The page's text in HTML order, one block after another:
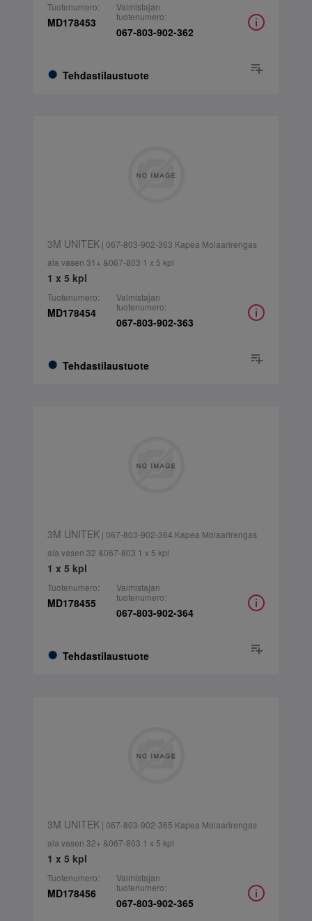
Tuotenumero:
MD178453
Tehdastilaustuote
Valmistajan
tuotenumero:
067-803-902-362
3M UNITEK| 067-803-902-363 Kapea Molaarirengas
ala vasen 31+ &067-803 1 x 5 kpl
1 x 5 kpl
Tuotenumero:
MD178454
Tehdastilaustuote
Valmistajan
tuotenumero:
067-803-902-363
3M UNITEK| 067-803-902-364 Kapea Molaarirengas
ala vasen 32 &067-803 1 x 5 kpl
1 x 5 kpl
Tuotenumero:
MD178455
Tehdastilaustuote
Valmistajan
tuotenumero:
067-803-902-364
3M UNITEK| 067-803-902-365 Kapea Molaarirengas
ala vasen 32+ &067-803 1 x 5 kpl
1 x 5 kpl
Tuotenumero:
MD178456
Valmistajan
tuotenumero:
067-803-902-365